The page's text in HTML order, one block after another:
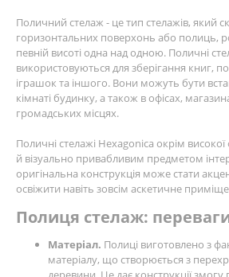
Поличний стелаж - це тип стелажів, який
горизонтальних поверхонь або полиць,
певній висоті одна над одною. Поличні
використовуються для зберігання книг,
іграшок та іншого. Вони можуть бути
кімнаті будинку, а також в офісах,
громадських місцях.
Поличні стелажі Hexagonica окрім
й візуально привабливим предметом
оригінальна конструкція може стати
освіжити навіть зовсім аскетичне
Полиця стелаж:
Матеріал. Полиці виготовлено з
матеріалу, що створюється з